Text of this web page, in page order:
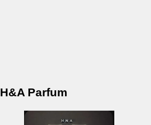
H&A Parfum